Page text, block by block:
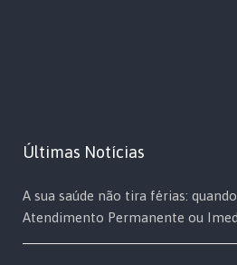
Últimas Notícias
A sua saúde não tira férias:
Atendimento Permanente ou